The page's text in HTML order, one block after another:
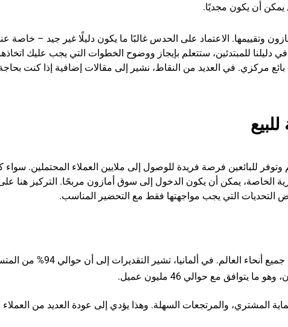
يمكن أن يكون مجديًا.
وتقييمها. الاعتماد على الحدس غالبًا ما يكون دليلًا غير جيد – خاصة
دليلنا للمبتدئين، ستتعلم بإيجاز ووضوح الخطوات التي يجب عليك
مركزي. في العديد من النقاط، نشير إلى مقالات إضافية إذا كنت
وتوفر للبائعين فرصة فريدة للوصول إلى ملايين العملاء المحتملين.
الخاصة، يمكن أن يكون الدخول إلى سوق أمازون مربحًا. التركيز هنا
التحديات التي يجب مواجهتها فقط مع التحضير المناسب.
نطاق هائل: أكثر من 300 مليون عميل نشط في جميع أنحاء العالم. في ألمانيا،
مع حوالي 46 مليون عميل.
المشتري، والمرتجعات السهلة. وهذا يؤدي إلى عودة العديد من العملاء